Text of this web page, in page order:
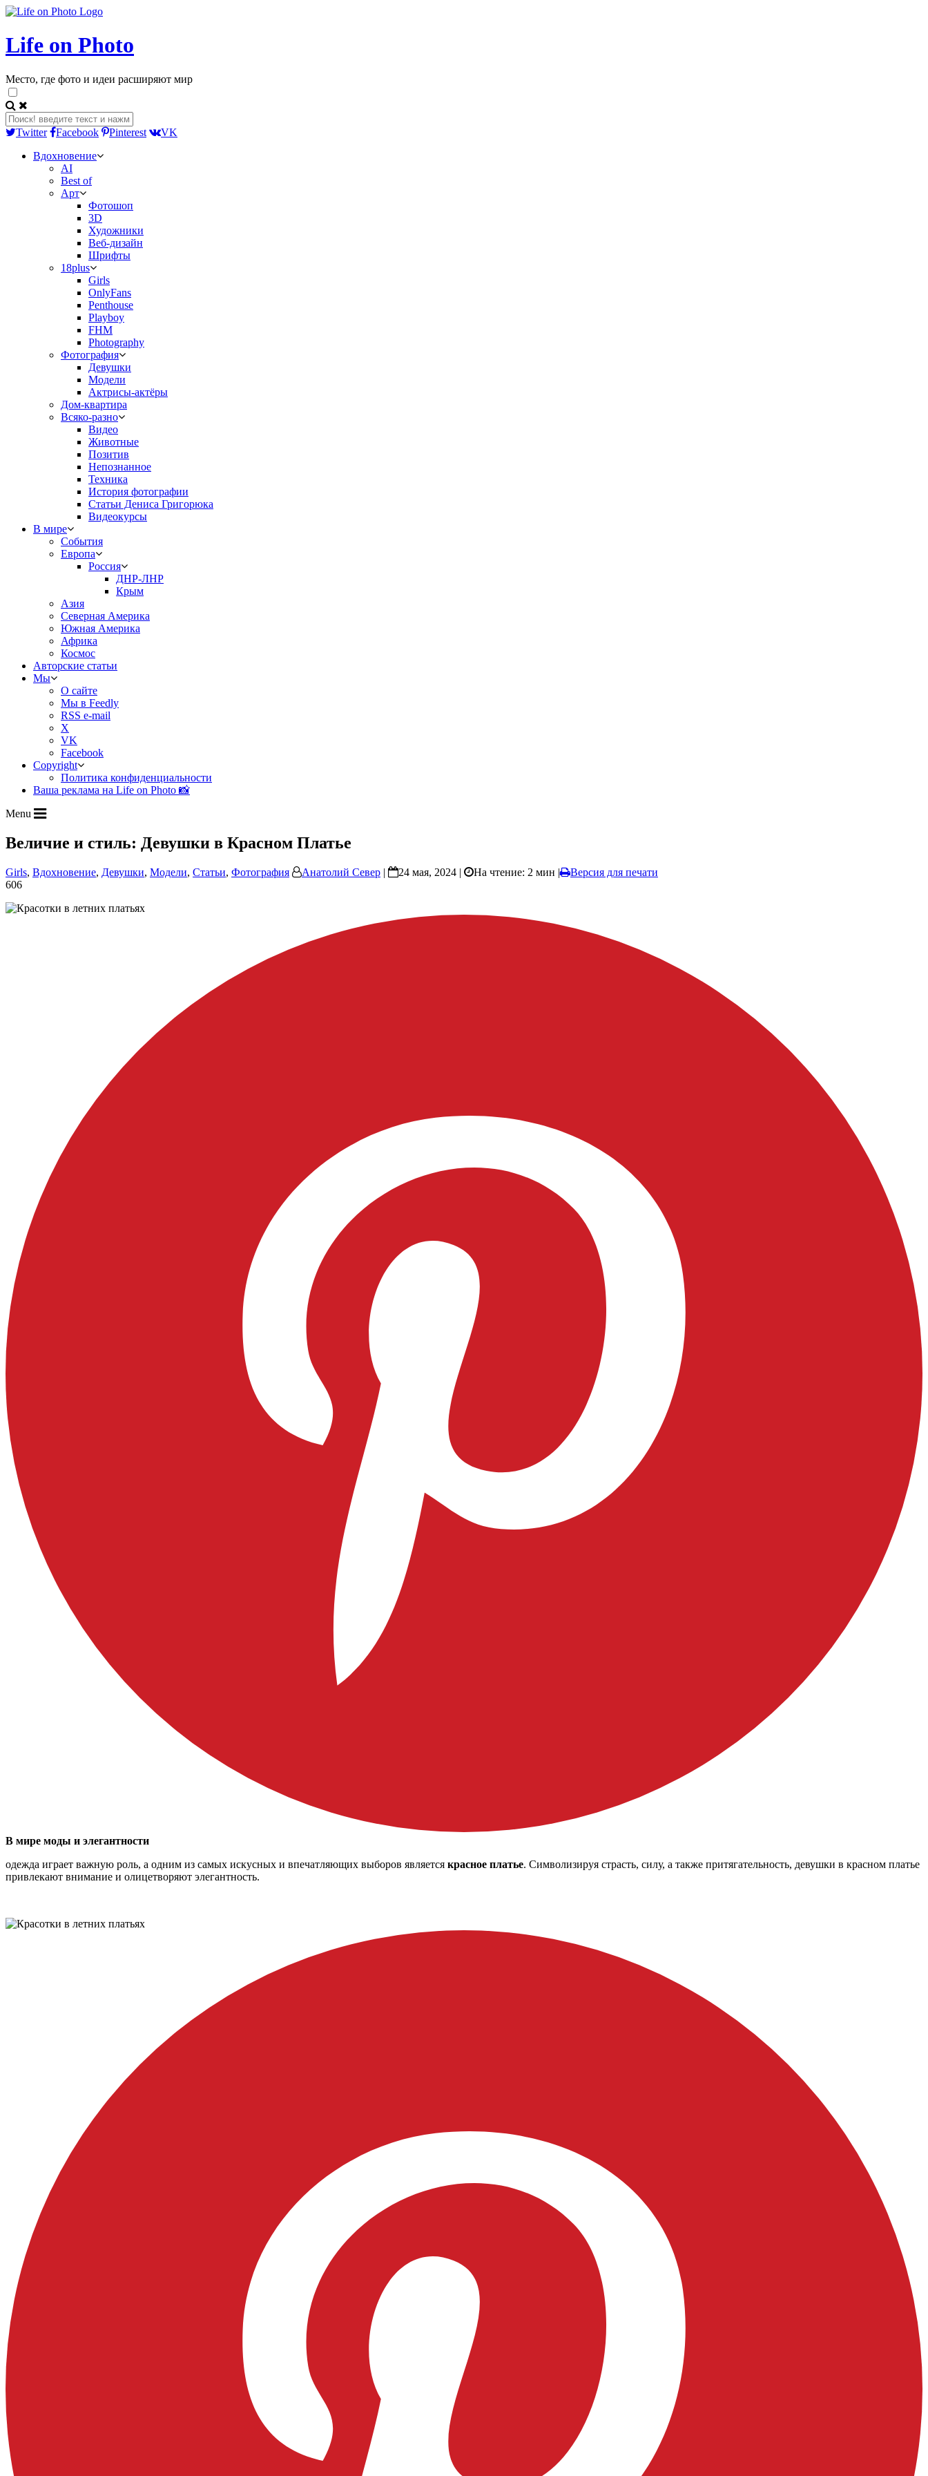
Life on Photo
Место, где фото и идеи расширяют мир
Twitter Facebook Pinterest
VK
Вдохновение
AI
Best of
Арт
Фотошоп
3D
Художники
Веб-дизайн
Шрифты
18plus
Girls
OnlyFans
Penthouse
Playboy
FHM
Photography
Фотография
Девушки
Модели
Актрисы-актёры
Дом-квартира
Всяко-разно
Видео
Животные
Позитив
Непознанное
Техника
История фотографии
Статьи Дениса Григорюка
Видеокурсы
В мире
События
Европа
Россия
ДНР-ЛНР
Крым
Азия
Северная Америка
Южная Америка
Африка
Космос
Авторские статьи
Мы
О сайте
Мы в Feedly
RSS e-mail
X
VK
Facebook
Copyright
Политика конфиденциальности
Ваша реклама на Life on Photo 📸
Menu
Величие и стиль: Девушки в Красном Платье
Girls, Вдохновение, Девушки, Модели, Статьи, Фотография Анатолий Север | 24 мая, 2024 | На чтение: 2 мин |
Версия для печати
606
В мире моды и элегантности
одежда играет важную роль, а одним из самых искусных и впечатляющих выборов является красное платье. Символизируя страсть, силу, а также притягательность, девушки в красном платье
привлекают внимание и олицетворяют элегантность.